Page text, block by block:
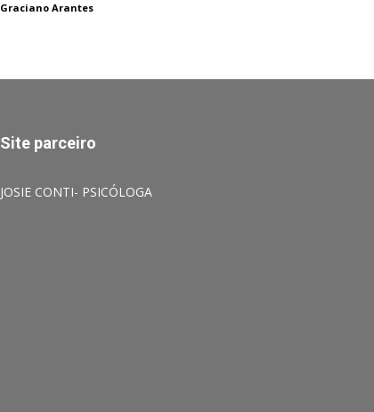
Graciano Arantes
Site parceiro
JOSIE CONTI- PSICÓLOGA